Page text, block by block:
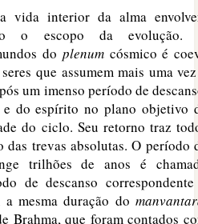
vida interior da alma
o escopo da evolução.
do plenum cósmico é
que assumem mais uma
um imenso período de
e do espírito no plano objetivo
do ciclo. Seu retorno traz
das trevas absolutas. O período
trilhões de anos é
de descanso
a mesma duração do
Brahma, que foram contados